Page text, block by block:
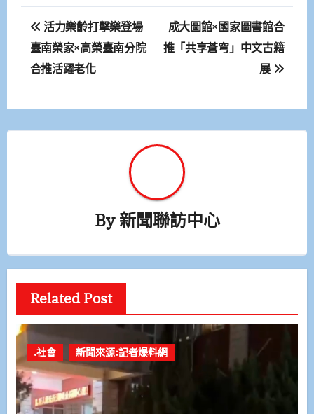
文
章
導
覽
活力樂齡打擊樂登場
臺南榮家×高榮臺南分院
合推活躍老化
成大圖館×國家圖書館合
推「共享蒼穹」中文古籍
展
By新聞聯訪中心
Related Post
.社會 新聞來源:記者爆料網